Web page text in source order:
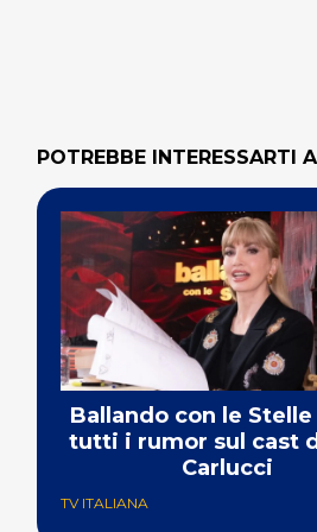
POTREBBE INTERESSARTI
Ballando con le
tutti i rumor sul cast
Carlucci
TV ITALIANA